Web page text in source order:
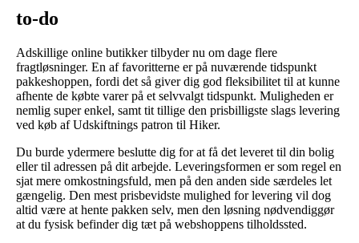
to-do
Adskillige online butikker tilbyder nu om dage flere
fragtløsninger. En af favoritterne er på nuværende tidspunkt
pakkeshoppen, fordi det så giver dig god fleksibilitet til at kunne
afhente de købte varer på et selvvalgt tidspunkt. Muligheden er
nemlig super enkel, samt tit tillige den prisbilligste slags levering
ved køb af Udskiftnings patron til Hiker.
Du burde ydermere beslutte dig for at få det leveret til din bolig
eller til adressen på dit arbejde. Leveringsformen er som regel en
sjat mere omkostningsfuld, men på den anden side særdeles let
gængelig. Den mest prisbevidste mulighed for levering vil dog
altid være at hente pakken selv, men den løsning nødvendiggør
at du fysisk befinder dig tæt på webshoppens tilholdssted.